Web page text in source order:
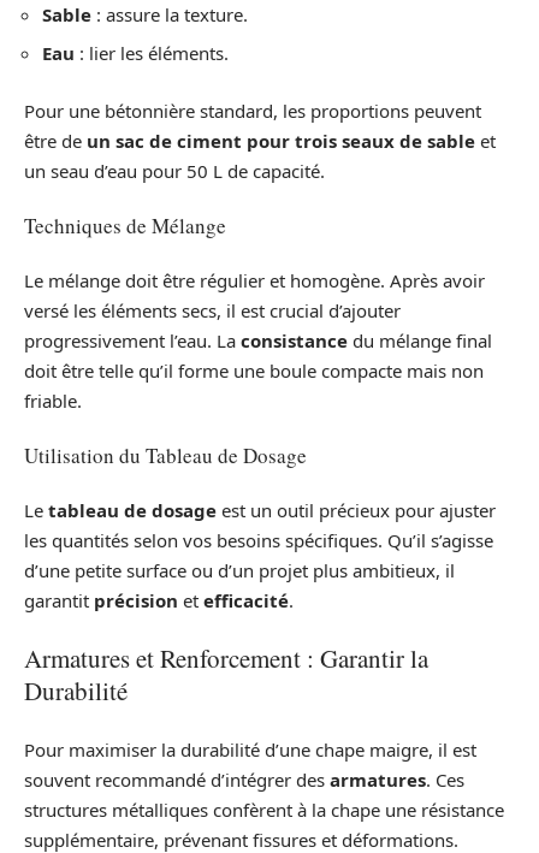
Sable : assure la texture.
Eau : lier les éléments.
Pour une bétonnière standard, les proportions peuvent
être de un sac de ciment pour trois seaux de sable et
un seau d’eau pour 50 L de capacité.
Techniques de Mélange
Le mélange doit être régulier et homogène. Après avoir
versé les éléments secs, il est crucial d’ajouter
progressivement l’eau. La consistance du mélange final
doit être telle qu’il forme une boule compacte mais non
friable.
Utilisation du Tableau de Dosage
Le tableau de dosage est un outil précieux pour ajuster
les quantités selon vos besoins spécifiques. Qu’il s’agisse
d’une petite surface ou d’un projet plus ambitieux, il
garantit précision et efficacité.
Armatures et Renforcement : Garantir la
Durabilité
Pour maximiser la durabilité d’une chape maigre, il est
souvent recommandé d’intégrer des armatures. Ces
structures métalliques confèrent à la chape une résistance
supplémentaire, prévenant fissures et déformations.